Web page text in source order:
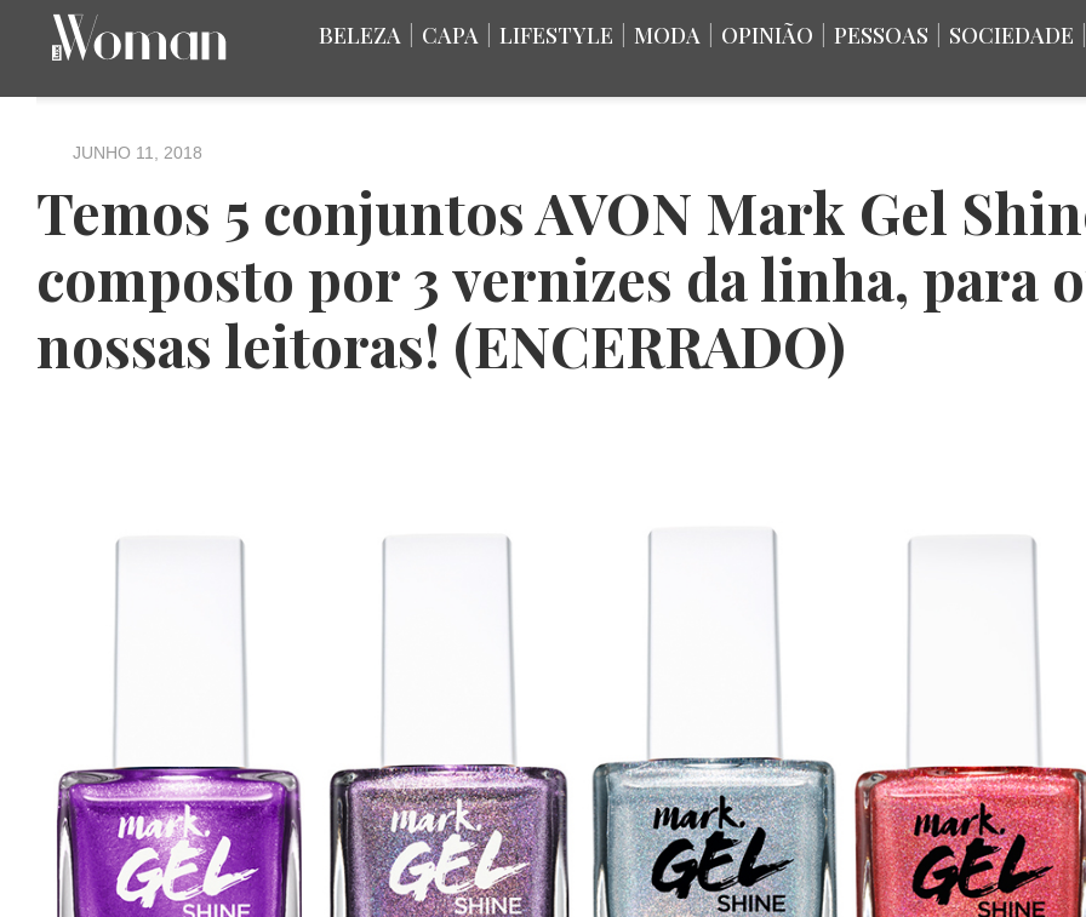
BELEZA CAPA LIFESTYLE MODA OPINIÃO PESSOAS SOCIEDADE
JUNHO 11, 2018
Temos 5 conjuntos AVON Mark Gel
composto por 3 vernizes da linha, para
nossas leitoras! (ENCERRADO)